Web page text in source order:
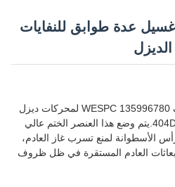
WESPC 135996780 غسيل عدة طوابق للنفايات
تم تصميم غطاء مجموعة الصرف WESPC 135996780 لمحركات ديزل
Perkins 404 و 404C-22 و 404D-22.يتم وضع هذا العنصر الختم عالي
الأسطوانة لمنع تسرب غاز العادم،
العادم المستقرة في ظل ظروف